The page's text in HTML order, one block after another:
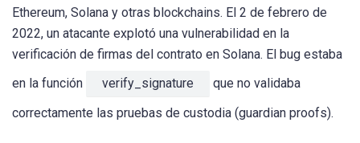
Ethereum, Solana y otras blockchains. El 2 de febrero de
2022, un atacante explotó una vulnerabilidad en la
verificación de firmas del contrato en Solana. El bug estaba
en la función
verify_signature
que no validaba
correctamente las pruebas de custodia (guardian proofs).